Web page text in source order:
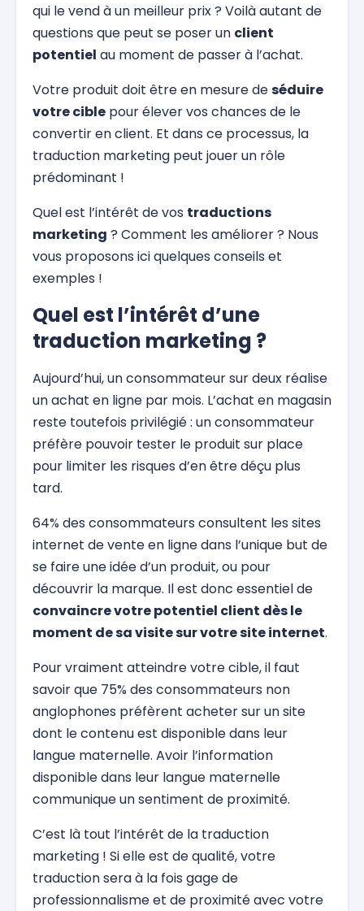
qui le vend à un meilleur prix ? Voilà autant de
questions que peut se poser un client
potentiel au moment de passer à l’achat.
Votre produit doit être en mesure deséduire
votre cible pour élever vos chances de le
convertir en client. Et dans ce processus, la
traduction marketing peut jouer un rôle
prédominant !
Quel est l’intérêt de vos traductions
marketing ? Comment les améliorer ? Nous
vous proposons ici quelques conseils et
exemples !
Quel est l’intérêt d’une
traduction marketing ?
Aujourd’hui, un consommateur sur deux réalise
un achat en ligne par mois. L’achat en magasin
reste toutefois privilégié : un consommateur
préfère pouvoir tester le produit sur place
pour limiter les risques d’en être déçu plus
tard.
64% des consommateurs consultent les sites
internet de vente en ligne dans l’unique but de
se faire une idée d’un produit, ou pour
découvrir la marque. Il est donc essentiel de
convaincre votre potentiel client dès le
moment de sa visite sur votre site internet.
Pour vraiment atteindre votre cible, il faut
savoir que 75% des consommateurs non
anglophones préfèrent acheter sur un site
dont le contenu est disponible dans leur
langue maternelle. Avoir l’information
disponible dans leur langue maternelle
communique un sentiment de proximité.
C’est là tout l’intérêt de la traduction
marketing ! Si elle est de qualité, votre
traduction sera à la fois gage de
professionnalisme et de proximité avec votre